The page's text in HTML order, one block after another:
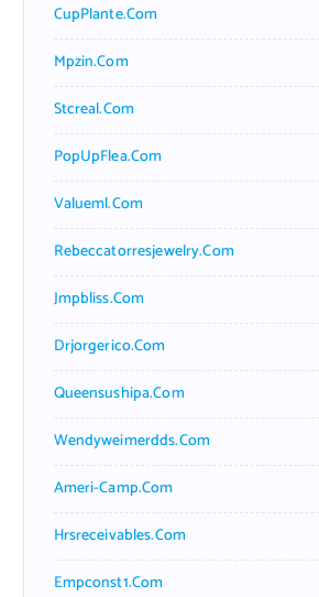
CupPlante.com
Mpzin.com
Stcreal.com
PopUpFlea.com
Valueml.com
Rebeccatorresjewelry.com
Jmpbliss.com
Drjorgerico.com
Queensushipa.com
Wendyweimerdds.com
Ameri-Camp.com
Hrsreceivables.com
Empconst1.com